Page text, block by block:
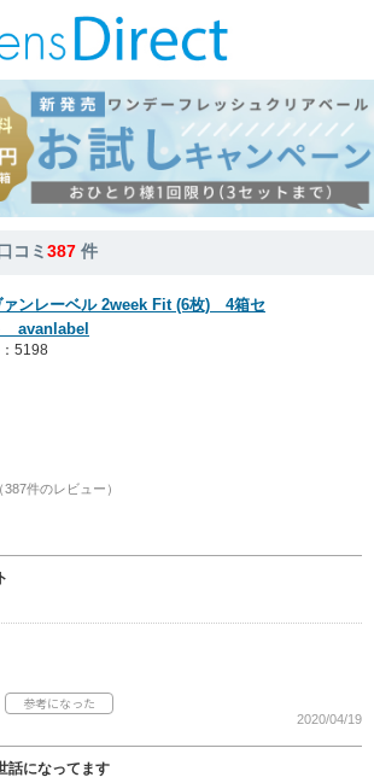
コミ387 件
ァンレーベル 2week Fit (6枚) 4箱セ
avanlabel
5198
（387件のレビュー）
2020/04/19
話になってます